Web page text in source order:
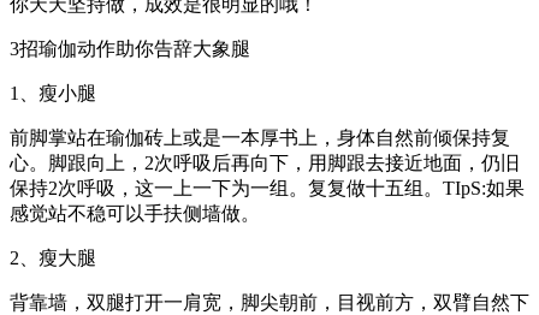
3招瑜伽动作助你告辞大象腿
1、瘦小腿
前脚掌站在瑜伽砖上或是一本厚书上，身体自然前倾保持复
心。脚跟向上，2次呼吸后再向下，用脚跟去接近地面，仍旧
保持2次呼吸，这一上一下为一组。复复做十五组。TIpS:如果
感觉站不稳可以手扶侧墙做。
2、瘦大腿
背靠墙，双腿打开一肩宽，脚尖朝前，目视前方，双臂自然下